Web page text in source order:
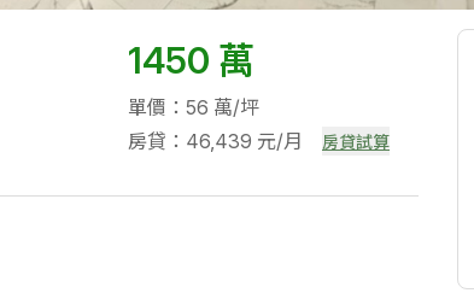
1450 萬
單價：56 萬/坪
房貸：46,439 元/月
房貸試算